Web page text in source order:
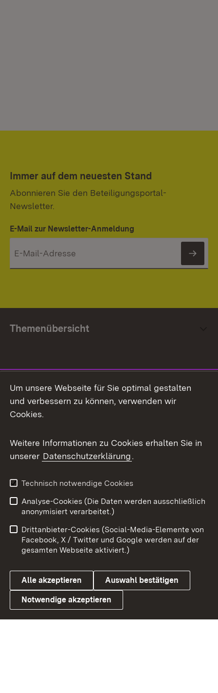
Immer auf dem neuesten Stand
Abonnieren Sie den Beteiligungsportal-
Newsletter.
E-Mail zur Newsletter-Anmeldung
Themenübersicht
Facebook
X / Twitter
Youtube
Link zum Landesportal
Impressum
Kontakt
Barrierefreiheit
Datenschutz
Cookies
Um unsere Webseite für Sie optimal gestalten
und verbessern zu können, verwenden wir
Cookies.
Weitere Informationen zu Cookies erhalten Sie in
unserer Datenschutzerklärung.
Technisch notwendige Cookies
Analyse-Cookies (Die Daten werden ausschließlich
anonymisiert verarbeitet.)
Drittanbieter-Cookies (Social-Media-Elemente von
Facebook, X / Twitter und Google werden auf der
gesamten Webseite aktiviert.)
Alle akzeptieren Auswahl bestätigen
Notwendige akzeptieren